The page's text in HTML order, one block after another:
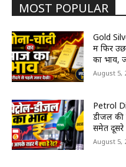
MOST POPULAR
Gold
में फिर
का भाव,
August 5,
Petrol
डीजल की
समेत दूसरे
August 5,